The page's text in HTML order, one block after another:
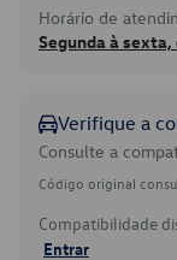
Horário de
Segunda à sexta,
Verifique a
Consulte a
Código original
Compatibilidade
Entrar